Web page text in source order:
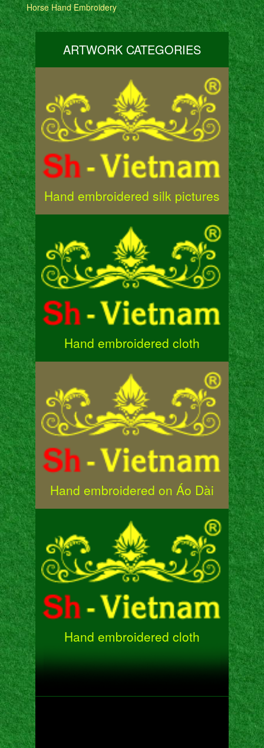
Horse Hand Embroidery
ARTWORK CATEGORIES
Hand embroidered silk pictures
Hand embroidered cloth
Hand embroidered on Áo Dài
Hand embroidered cloth